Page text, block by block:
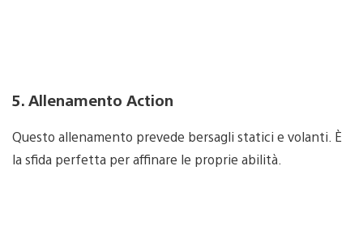
5. Allenamento Action
Questo allenamento prevede bersagli statici e volanti. È
la sfida perfetta per affinare le proprie abilità.